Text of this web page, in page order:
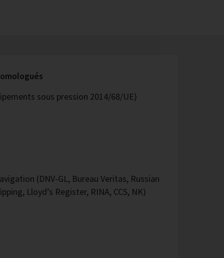
sous pression 2014/68/UE)
(DNV-GL, Bureau Veritas, Russian
Lloyd’s Register, RINA, CCS, NK)